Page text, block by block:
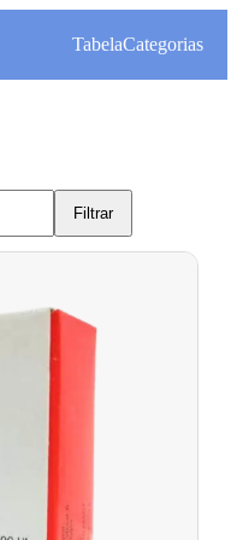
TabelaCategorias
Filtrar